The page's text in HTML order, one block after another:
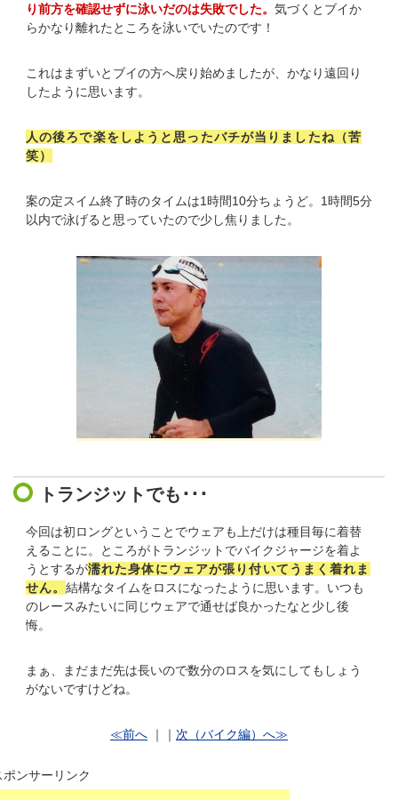
り前方を確認せずに泳いだのは失敗でした。 気づくとブイか
らかなり離れたところを泳いでいたのです！
これはまずいとブイの方へ戻り始めましたが、かなり遠回り
したように思います。
人の後ろで楽をしようと思ったバチが当りましたね（苦
笑）
案の定スイム終了時のタイムは1時間10分ちょうど。1時間5分
以内で泳げると思っていたので少し焦りました。
トランジットでも･･･
今回は初ロングということでウェアも上だけは種目毎に着替
えることに。ところがトランジットでバイクジャージを着よ
うとするが濡れた身体にウェアが張り付いてうまく着れま
せん。結構なタイムをロスになったように思います。いつも
のレースみたいに同じウェアで通せば良かったなと少し後
悔。
まぁ、まだまだ先は長いので数分のロスを気にしてもしょう
がないですけどね。
≪前へ ｜｜ 次（バイク編）へ≫
ポンサーリンク